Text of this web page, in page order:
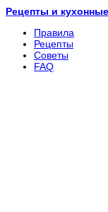
Рецепты и
Правила
Рецепты
Советы
FAQ